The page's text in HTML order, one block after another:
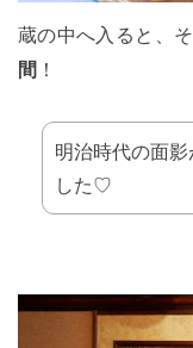
蔵の中へ入ると、
間 ！
明治時代の面
した♡